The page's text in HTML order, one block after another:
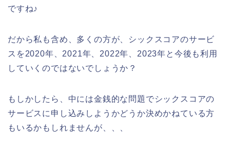
ですね♪
だから私も含め、多くの方が、シックスコアのサービ
スを2020年、2021年、2022年、2023年と今後も利用
していくのではないでしょうか？
もしかしたら、中には金銭的な問題でシックスコアの
サービスに申し込みしようかどうか決めかねている方
もいるかもしれませんが、、、